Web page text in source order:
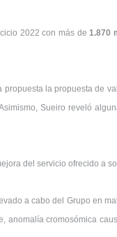
2022 con más de1.870
propuesta la propuesta de
Sueiro reveló
del servicio ofrecido a
a cabo del Grupo en
anomalía cromosómica